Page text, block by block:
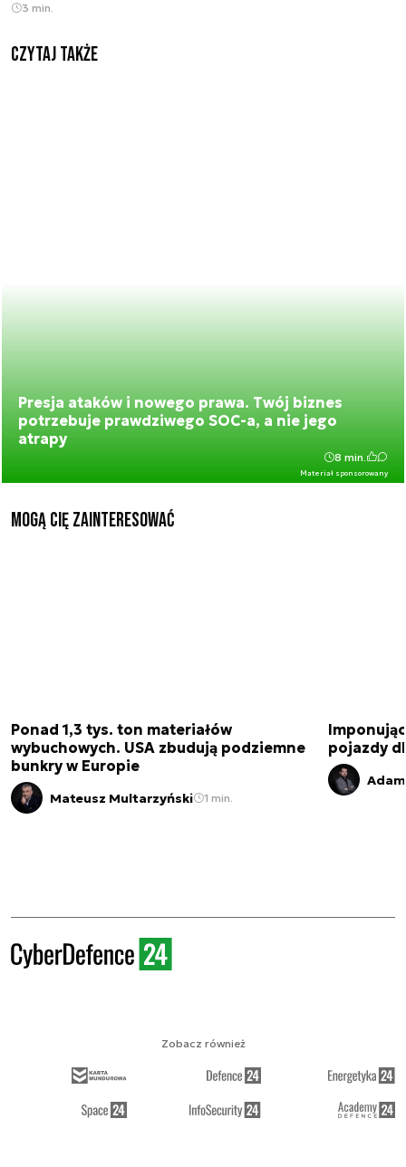
3 min.
Czytaj także
Presja ataków i nowego prawa. Twój biznes
potrzebuje prawdziwego SOC-a, a nie jego
atrapy
Materiał sponsorowany
8 min.
Mogą Cię zainteresować
Ponad 1,3 tys. ton materiałów
wybuchowych. USA zbudują podziemne
bunkry w Europie
Mateusz Multarzyński 1 min.
pojazdy
Zobacz również